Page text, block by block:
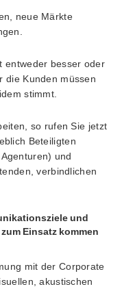
neue Märkte
entweder besser oder
die Kunden müssen
stimmt.
so rufen Sie jetzt
Beteiligten
und
verbindlichen
und
Einsatz kommen
mit der Corporate
akustischen